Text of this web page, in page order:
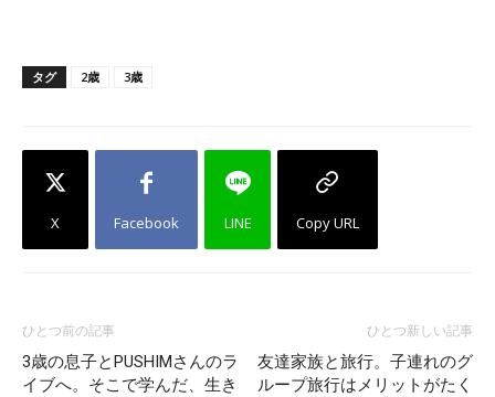
タグ 2歳 3歳
X Facebook LINE Copy URL
ひとつ前の記事
3歳の息子とPUSHIMさんのラ
イブへ。そこで学んだ、生き
ひとつ新しい記事
友達家族と旅行。子連れのグ
ループ旅行はメリットがたく